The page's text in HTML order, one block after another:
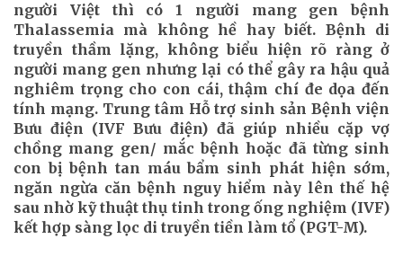
người Việt thì có 1 người mang gen bệnh
Thalassemia mà không hề hay biết. Bệnh di
truyền thầm lặng, không biểu hiện rõ ràng ở
người mang gen nhưng lại có thể gây ra hậu quả
nghiêm trọng cho con cái, thậm chí đe dọa đến
tính mạng. Trung tâm Hỗ trợ sinh sản Bệnh viện
Bưu điện (IVF Bưu điện) đã giúp nhiều cặp vợ
chồng mang gen/ mắc bệnh hoặc đã từng sinh
con bị bệnh tan máu bẩm sinh phát hiện sớm,
ngăn ngừa căn bệnh nguy hiểm này lên thế hệ
sau nhờ kỹ thuật thụ tinh trong ống nghiệm (IVF)
kết hợp sàng lọc di truyền tiền làm tổ (PGT-M).